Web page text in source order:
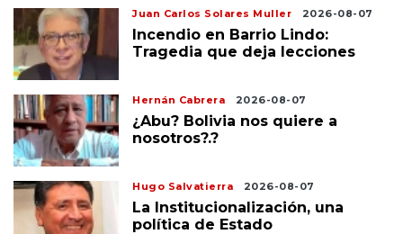
Juan Carlos Solares Muller 2026-08-07
Incendio en Barrio Lindo:
Tragedia que deja lecciones
Hernán Cabrera 2026-08-07
¿Abu? Bolivia nos quiere a
nosotros?.?
Hugo Salvatierra 2026-08-07
La Institucionalización, una
política de Estado